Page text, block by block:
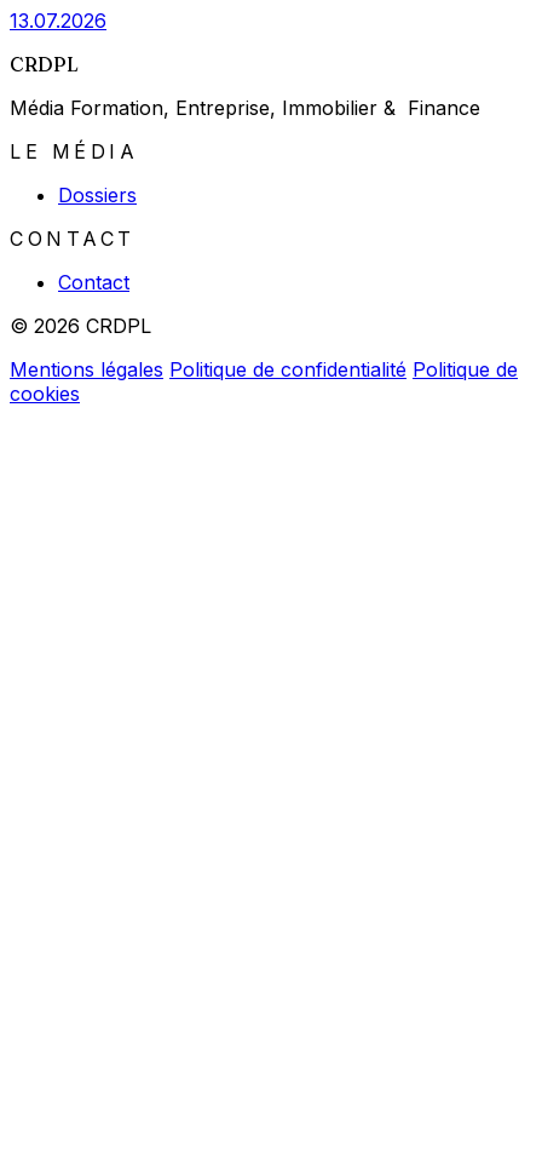
13.07.2026
CRDPL
Média Formation, Entreprise, Immobilier & Finance
LE MÉDIA
Dossiers
CONTACT
Contact
© 2026 CRDPL
Mentions légales Politique de confidentialité Politique de
cookies